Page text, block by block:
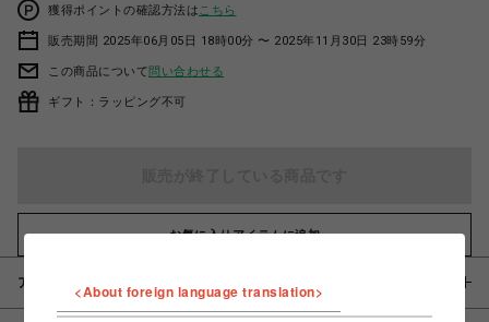
獲得ポイントの確認方法は こちら
販売期間 2025年06月05日 18時00分 〜 2025年11月30日 23時59分
この商品について問い合わせる
ギフト：ラッピング不可
お気に入りアイテムに追加
アイテム説明 / 素材<About foreign language translation>